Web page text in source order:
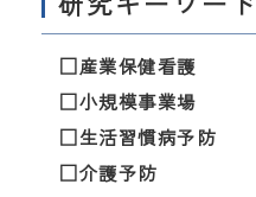
□産業保健看護
□小規模事業場
□生活習慣病予防
□介護予防